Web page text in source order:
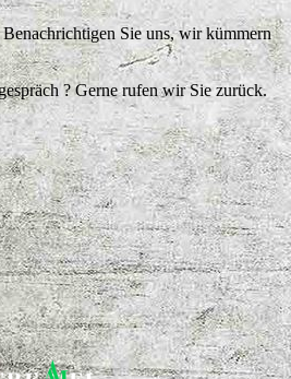
Sie uns, wir kümmern
? Gerne rufen wir Sie zurück.